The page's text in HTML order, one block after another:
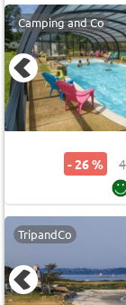
Camping and Co
- 26 %
TripandCo